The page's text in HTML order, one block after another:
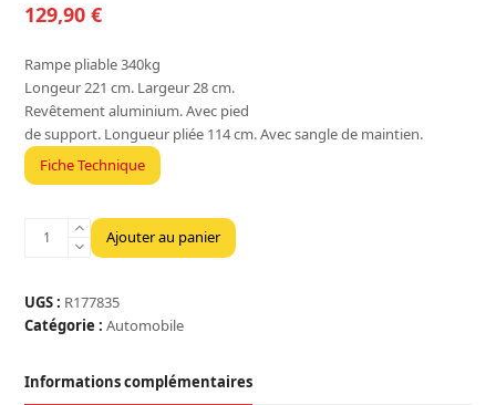
129,90€
Rampe pliable 340kg
Longeur 221 cm. Largeur 28 cm.
Revêtement aluminium. Avec pied
de support. Longueur pliée 114 cm. Avec sangle de maintien.
Fiche Technique
quantité
DE
CHARGEMENT
340KG
Ajouter au panier
UGS : R177835
Catégorie : Automobile
Informations complémentaires